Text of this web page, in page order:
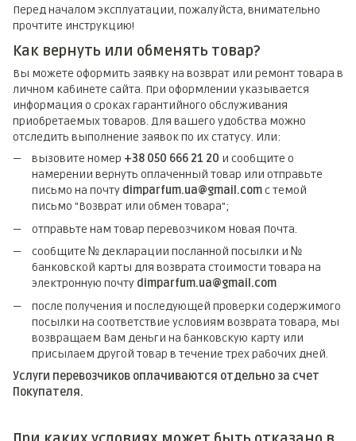
Перед началом эксплуатации, пожалуйста, внимательно
прочтите инструкцию!
Как вернуть или обменять товар?
Вы можете оформить заявку на возврат или ремонт товара в
личном кабинете сайта. При оформлении указывается
информация о сроках гарантийного обслуживания
приобретаемых товаров. Для вашего удобства можно
отследить выполнение заявок по их статусу. Или:
вызовите номер +38 050 666 21 20 и сообщите о
намерении вернуть оплаченный товар или отправьте
письмо на почту dimparfum.ua@gmail.comс темой
письмо "Возврат или обмен товара";
отправьте нам товар перевозчиком Новая Почта.
сообщите № декларации посланной посылки и №
банковской карты для возврата стоимости товара на
электронную почту dimparfum.ua@gmail.com
после получения и последующей проверки содержимого
посылки на соответствие условиям возврата товара, мы
возвращаем Вам деньги на банковскую карту или
присылаем другой товар в течение трех рабочих дней.
Услуги перевозчиков оплачиваются отдельно за счет
Покупателя.